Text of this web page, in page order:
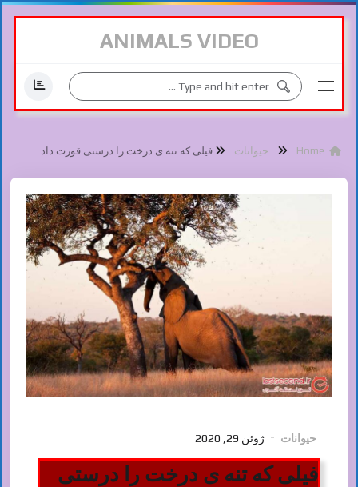
ANIMALS VIDEO
حیوانات فیلی که تنه ی درخت را درستی قورت داد
حیوانات ژوئن 29, 2020
فیلی که تنه ی درخت را درستی